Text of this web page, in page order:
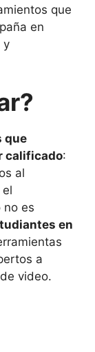
que
en
y
que
calificado:
al
no es
en
a
video.